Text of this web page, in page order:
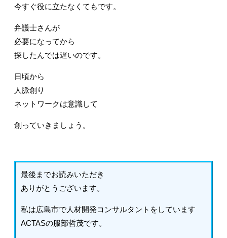
今すぐ役に立たなくてもです。
弁護士さんが
必要になってから
探したんでは遅いのです。
日頃から
人脈創り
ネットワークは意識して
創っていきましょう。
最後までお読みいただき
ありがとうございます。
私は広島市で人材開発コンサルタントをしています
ACTASの服部哲茂です。